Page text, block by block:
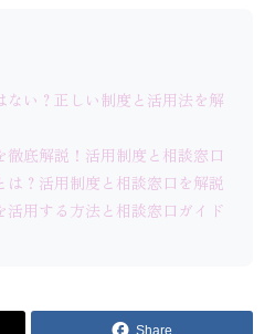
ない？正しい制度と活用法を解
徹底解説！活用制度と相談窓口
は？活用制度と相談窓口を解説
活用する方法と相談窓口ガイド
Share